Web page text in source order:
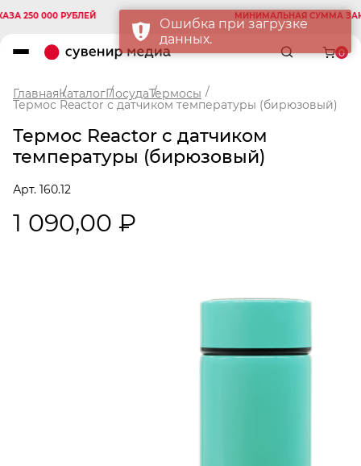
000 РУБЛЕЙ МИНИМАЛЬНАЯ СУММА
0
ГлавнаяКаталогПосудаТермосы
Термос Reactor с датчиком температуры (бирюзовый)
Термос Reactor с датчиком
температуры (бирюзовый)
Арт. 160.12
1 090,00 ₽
Ошибка при загрузке
данных.